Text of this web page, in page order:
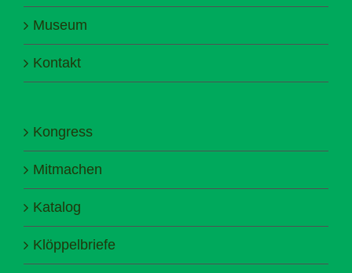
Museum
Kontakt
Kongress
Mitmachen
Katalog
Klöppelbriefe